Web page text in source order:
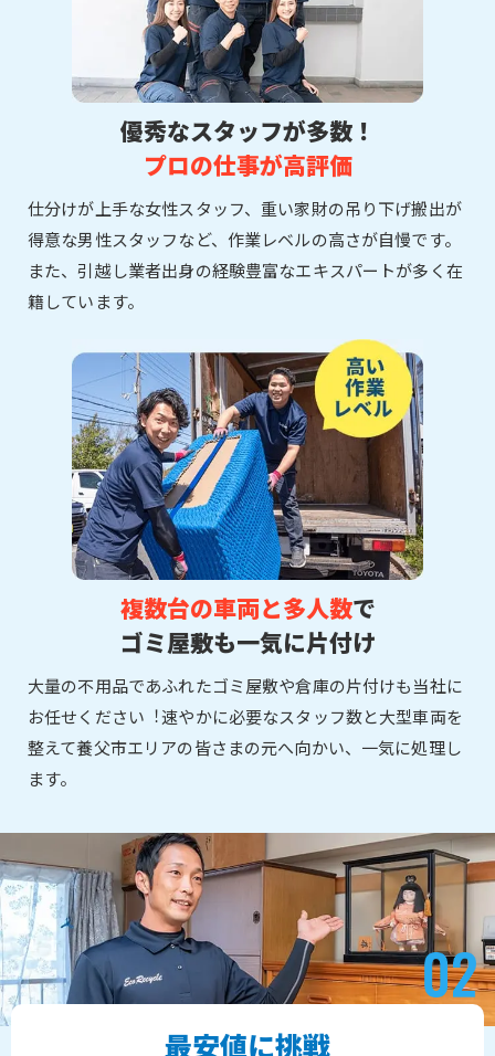
優秀なスタッフが多数！
プロの仕事が高評価
仕分けが上手な女性スタッフ、重い家財の吊り下げ搬出が
得意な男性スタッフなど、作業レベルの高さが自慢です。
また、引越し業者出身の経験豊富なエキスパートが多く在
籍しています。
複数台の車両と多人数で
ゴミ屋敷も一気に片付け
大量の不用品であふれたゴミ屋敷や倉庫の片付けも当社に
お任せください︕速やかに必要なスタッフ数と大型車両を
整えて養父市エリアの皆さまの元へ向かい、一気に処理し
ます。
最安値に挑戦